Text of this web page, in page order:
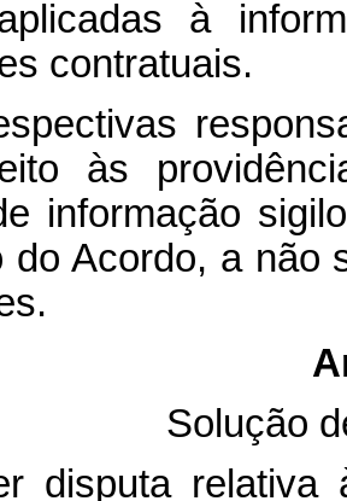
à
contratuais.
às
informação
do Acordo, a não
Solução
disputa